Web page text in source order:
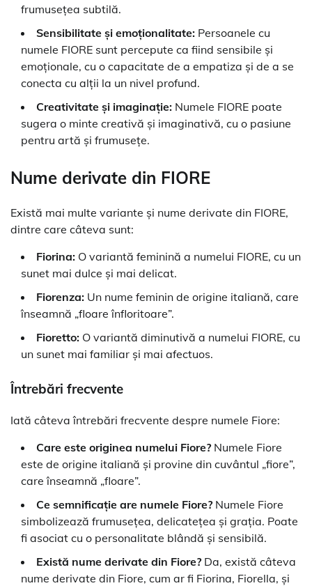
frumusețea subtilă.
Sensibilitate și emoționalitate: Persoanele cu
numele FIORE sunt percepute ca fiind sensibile și
emoționale, cu o capacitate de a empatiza și de a se
conecta cu alții la un nivel profund.
Creativitate și imaginație: Numele FIORE poate
sugera o minte creativă și imaginativă, cu o pasiune
pentru artă și frumusețe.
Nume derivate din FIORE
Există mai multe variante și nume derivate din FIORE,
dintre care câteva sunt:
Fiorina: O variantă feminină a numelui FIORE, cu un
sunet mai dulce și mai delicat.
Fiorenza: Un nume feminin de origine italiană, care
înseamnă „floare înfloritoare”.
Fioretto: O variantă diminutivă a numelui FIORE, cu
un sunet mai familiar și mai afectuos.
Întrebări frecvente
Iată câteva întrebări frecvente despre numele Fiore:
Care este originea numelui Fiore?Numele Fiore
este de origine italiană și provine din cuvântul „fiore”,
care înseamnă „floare”.
Ce semnificație are numele Fiore?Numele Fiore
simbolizează frumusețea, delicatețea și grația. Poate
fi asociat cu o personalitate blândă și sensibilă.
Există nume derivate din Fiore?Da, există câteva
nume derivate din Fiore, cum ar fi Fiorina, Fiorella, și